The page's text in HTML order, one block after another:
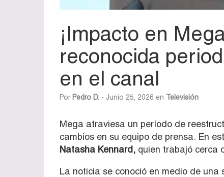
¡Impacto en
reconocida
en el canal
Por Pedro D. - Junio 25, 2026 en Televisión
Mega atraviesa un período de
cambios en su equipo de prensa. En
Natasha Kennard, quien trabajó cerca
La noticia se conoció en medio de